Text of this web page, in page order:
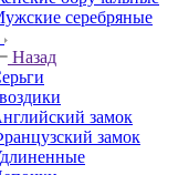
серебряные
Назад
замок
замок